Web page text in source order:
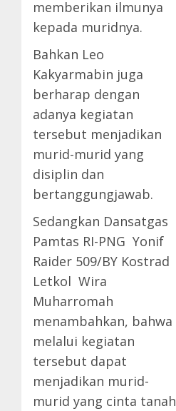
memberikan ilmunya
kepada muridnya.
Bahkan Leo
Kakyarmabin juga
berharap dengan
adanya kegiatan
tersebut menjadikan
murid-murid yang
disiplin dan
bertanggungjawab.
Sedangkan Dansatgas
Pamtas RI-PNG Yonif
Raider 509/BY Kostrad
Letkol Wira
Muharromah
menambahkan, bahwa
melalui kegiatan
tersebut dapat
menjadikan murid-
murid yang cinta tanah